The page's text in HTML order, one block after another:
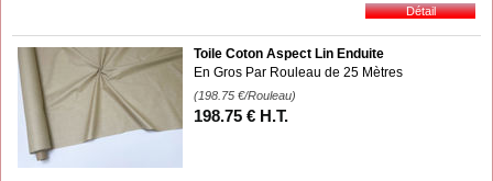
Toile Coton Aspect Lin Enduite
En Gros Par Rouleau de 25 Mètres
(198.75 €/Rouleau)
198.75 € H.T.